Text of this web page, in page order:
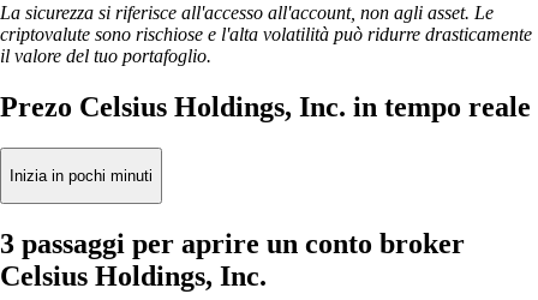
La sicurezza si riferisce all'accesso all'account, non agli asset. Le
criptovalute sono rischiose e l'alta volatilità può ridurre drasticamente
il valore del tuo portafoglio.
Prezo Celsius Holdings, Inc. in tempo reale
Inizia in pochi minuti
3 passaggi per aprire un conto broker
Celsius Holdings, Inc.